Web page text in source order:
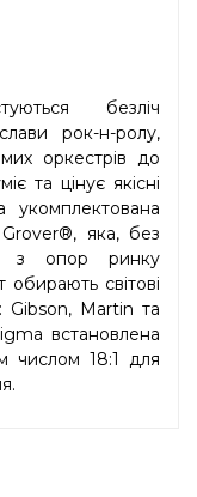
безліч
рок-н-ролу,
оркестрів до
та цінує якісні
Grover®, яка, без
з опор ринку
обирають світові
Gibson, Martin та
встановлена
числом 18:1 для